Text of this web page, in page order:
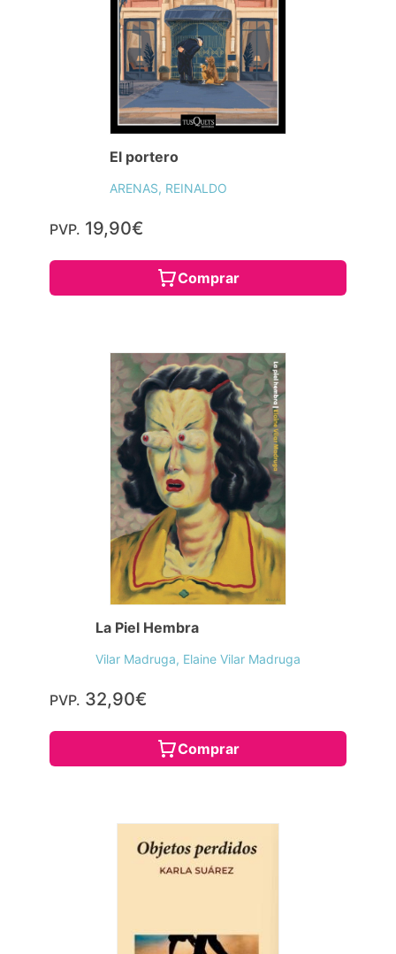
El portero
ARENAS, REINALDO
PVP. 19,90€
Comprar
La Piel Hembra
Vilar Madruga, Elaine Vilar Madruga
PVP. 32,90€
Comprar